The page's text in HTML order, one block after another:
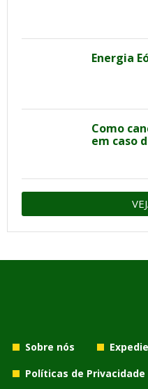
Energia
Como
em caso
Sobre nós
Políticas de Privacidade